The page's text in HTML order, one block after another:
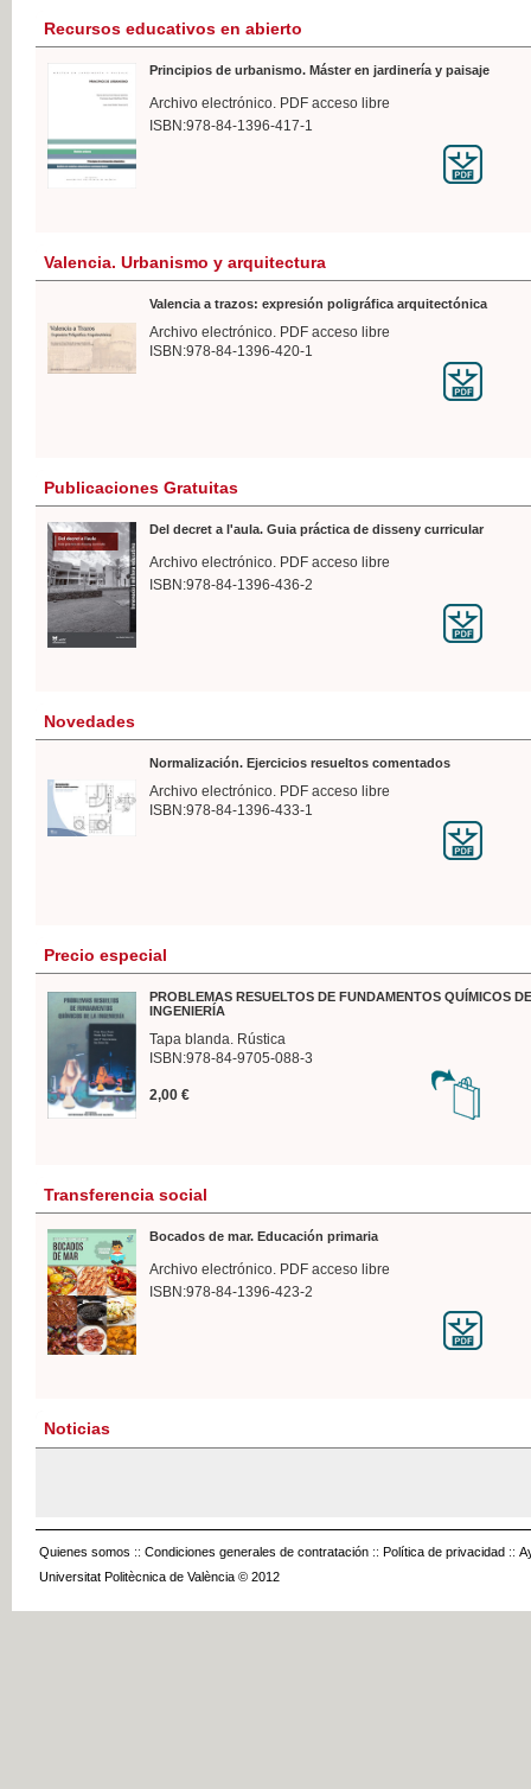
Recursos educativos en abierto
Principios de urbanismo. Máster en jardinería y paisaje
Archivo electrónico. PDF acceso libre
ISBN:978-84-1396-417-1
Valencia. Urbanismo y arquitectura
Valencia a trazos: expresión poligráfica arquitectónica
Archivo electrónico. PDF acceso libre
ISBN:978-84-1396-420-1
Publicaciones Gratuitas
Del decret a l'aula. Guia práctica de disseny curricular
Archivo electrónico. PDF acceso libre
ISBN:978-84-1396-436-2
Novedades
Normalización. Ejercicios resueltos comentados
Archivo electrónico. PDF acceso libre
ISBN:978-84-1396-433-1
Precio especial
PROBLEMAS RESUELTOS DE FUNDAMENTOS QUÍMICOS
INGENIERÍA
Tapa blanda. Rústica
ISBN:978-84-9705-088-3
2,00 €
Transferencia social
Bocados de mar. Educación primaria
Archivo electrónico. PDF acceso libre
ISBN:978-84-1396-423-2
Noticias
Quienes somos :: Condiciones generales de contratación :: Política de privacidad ::
Universitat Politècnica de València © 2012